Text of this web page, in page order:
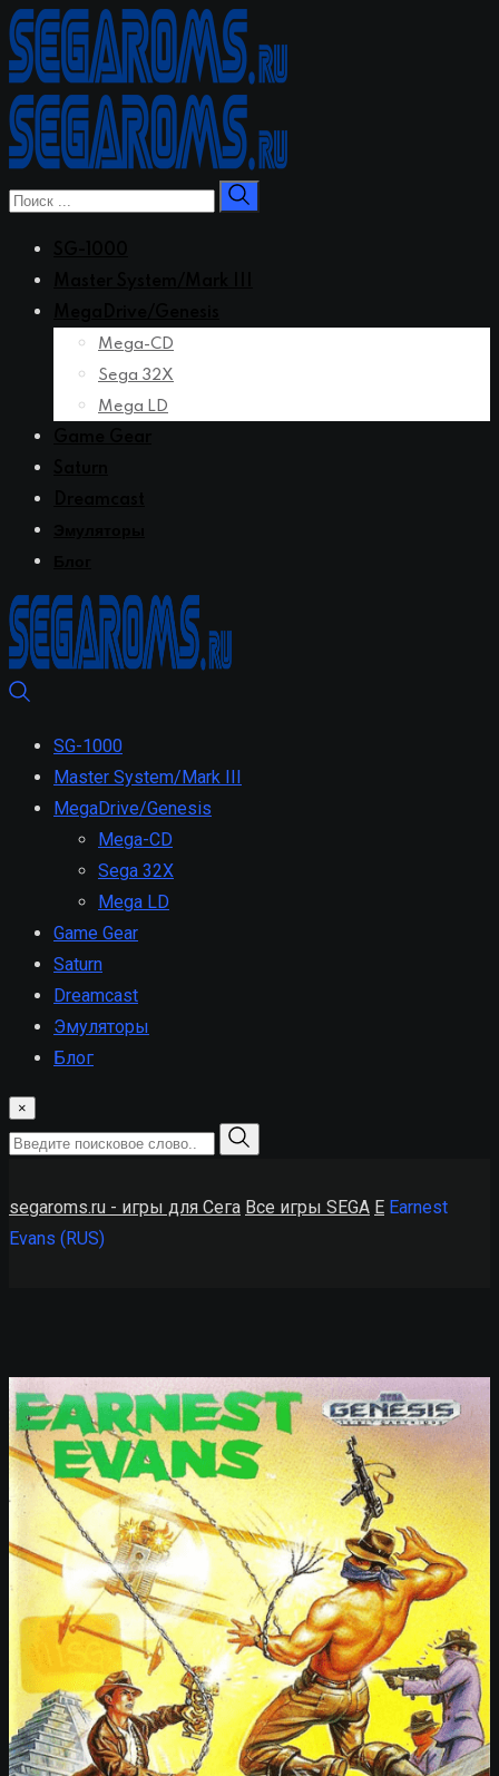
Перейти
к
контенту
Mega-CD
Sega 32X
Mega LD
SG-1000
Master System/Mark III
MegaDrive/Genesis
Mega-CD
Sega 32X
Mega LD
Game Gear
Saturn
Dreamcast
Эмуляторы
Блог
×
segaroms.ru - игры для Сега Все игры SEGA E Earnest
Evans (RUS)